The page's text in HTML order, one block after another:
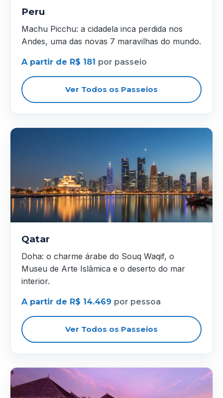
Peru
Machu Picchu: a cidadela inca perdida nos
Andes, uma das novas 7 maravilhas do mundo.
A partir de R$ 181 por passeio
Ver Todos os Passeios
Qatar
Doha: o charme árabe do Souq Waqif, o
Museu de Arte Islâmica e o deserto do mar
interior.
A partir de R$ 14.469 por pessoa
Ver Todos os Passeios